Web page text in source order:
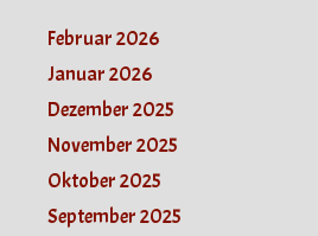
Februar 2026
Januar 2026
Dezember 2025
November 2025
Oktober 2025
September 2025